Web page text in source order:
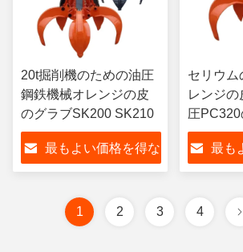
20t掘削機のための油圧
鋼鉄機械オレンジの皮
のグラブSK200 SK210
最もよい価格を得な
セリウム
レンジの
圧
は取り組
最も
1 2 3 4